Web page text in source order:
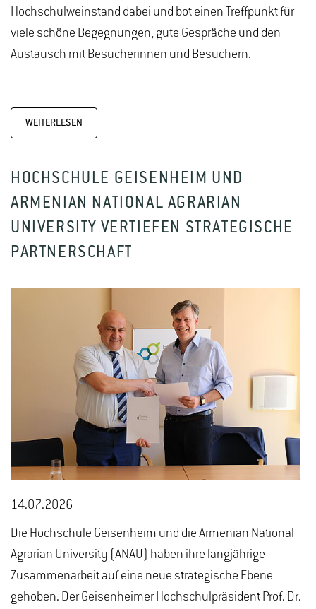
Hochschulweinstand dabei und bot einen Treffpunkt für
viele schöne Begegnungen, gute Gespräche und den
Austausch mit Besucherinnen und Besuchern.
WEITERLESEN
HOCHSCHULE GEISENHEIM UND
ARMENIAN NATIONAL AGRARIAN
UNIVERSITY VERTIEFEN STRATEGISCHE
PARTNERSCHAFT
14.07.2026
Die Hochschule Geisenheim und die Armenian National
Agrarian University (ANAU) haben ihre langjährige
Zusammenarbeit auf eine neue strategische Ebene
gehoben. Der Geisenheimer Hochschulpräsident Prof. Dr.